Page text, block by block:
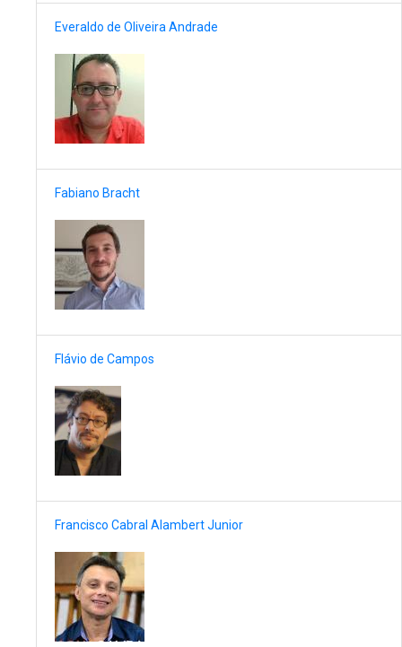
Everaldo de Oliveira Andrade
Fabiano Bracht
Flávio de Campos
Francisco Cabral Alambert Junior